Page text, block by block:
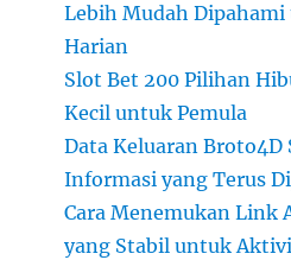
Lebih Mudah
Harian
Slot Bet 200 Pilihan
Kecil untuk Pemula
Data Keluaran Broto4D
Informasi yang Terus
Cara Menemukan Link
yang Stabil untuk